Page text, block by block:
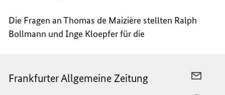
Die Fragen an Thomas de Maizière stellten Ralph
Bollmann und Inge Kloepfer für die
Frankfurter Allgemeine Zeitung